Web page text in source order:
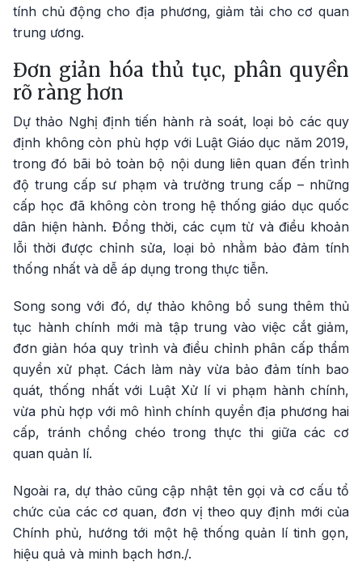
tính chủ động cho địa phương, giảm tải cho cơ quan
trung ương.
Đơn giản hóa thủ tục, phân quyền
rõ ràng hơn
Dự thảo Nghị định tiến hành rà soát, loại bỏ các quy
định không còn phù hợp với Luật Giáo dục năm 2019,
trong đó bãi bỏ toàn bộ nội dung liên quan đến trình
độ trung cấp sư phạm và trường trung cấp – những
cấp học đã không còn trong hệ thống giáo dục quốc
dân hiện hành. Đồng thời, các cụm từ và điều khoản
lỗi thời được chỉnh sửa, loại bỏ nhằm bảo đảm tính
thống nhất và dễ áp dụng trong thực tiễn.
Song song với đó, dự thảo không bổ sung thêm thủ
tục hành chính mới mà tập trung vào việc cắt giảm,
đơn giản hóa quy trình và điều chỉnh phân cấp thẩm
quyền xử phạt. Cách làm này vừa bảo đảm tính bao
quát, thống nhất với Luật Xử lí vi phạm hành chính,
vừa phù hợp với mô hình chính quyền địa phương hai
cấp, tránh chồng chéo trong thực thi giữa các cơ
quan quản lí.
Ngoài ra, dự thảo cũng cập nhật tên gọi và cơ cấu tổ
chức của các cơ quan, đơn vị theo quy định mới của
Chính phủ, hướng tới một hệ thống quản lí tinh gọn,
hiệu quả và minh bạch hơn./.